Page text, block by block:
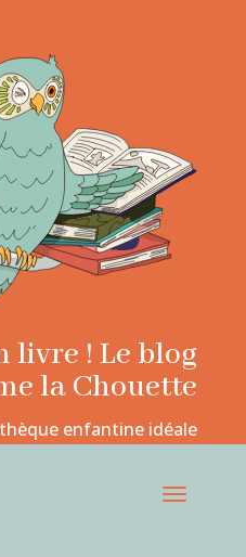
livre ! Le blog
la Chouette
enfantine idéale